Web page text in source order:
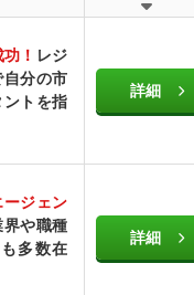
！ レジ
分の市
トを指
詳細
ジェン
や職種
多数在
詳細